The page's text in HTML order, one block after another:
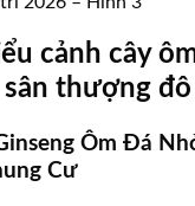
cảnh cây
sân thượng
Ôm Đá
Cư